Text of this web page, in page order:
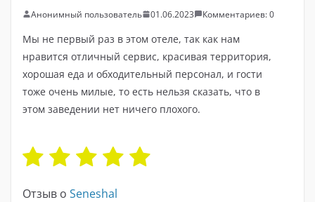
Анонимный пользователь 01.06.2023 Комментариев: 0
Мы не первый раз в этом отеле, так как нам
нравится отличный сервис, красивая территория,
хорошая еда и обходительный персонал, и гости
тоже очень милые, то есть нельзя сказать, что в
этом заведении нет ничего плохого.
Отзыв о Seneshal